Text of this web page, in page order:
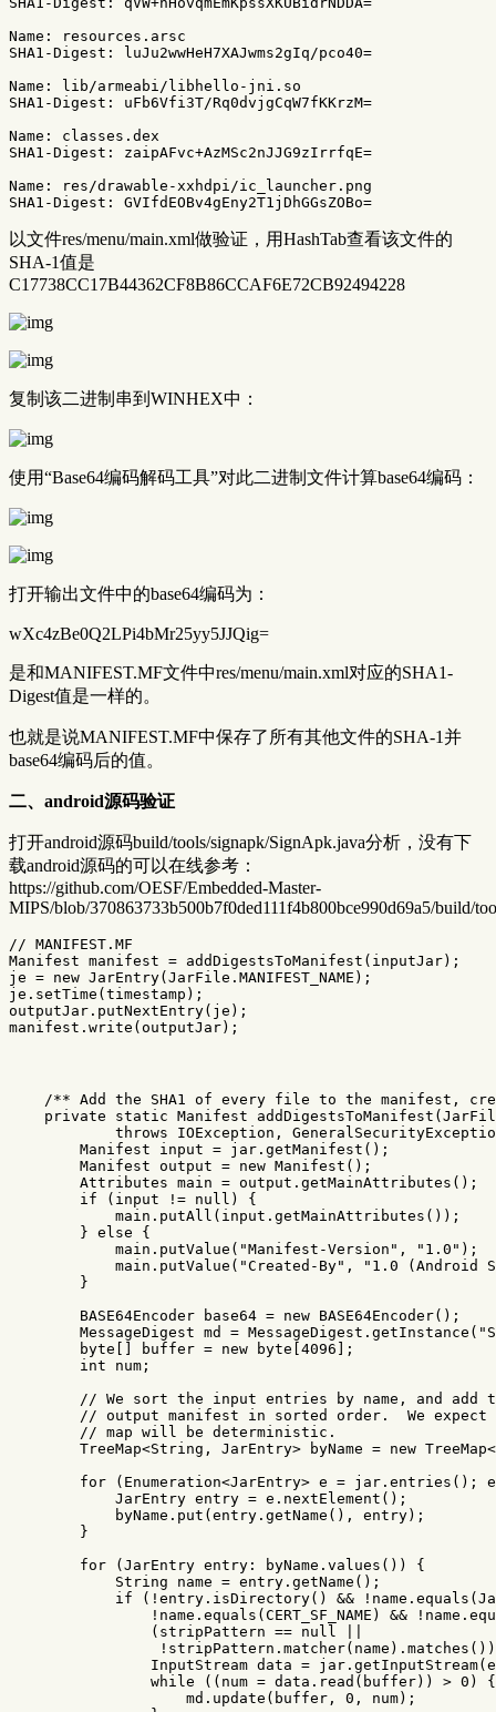
Name: resources.arsc
SHA1-Digest: luJu2wwHeH7XAJwms2gIq/pco40=
Name: lib/armeabi/libhello-jni.so
SHA1-Digest: uFb6Vfi3T/Rq0dvjgCqW7fKKrzM=
Name: classes.dex
SHA1-Digest: zaipAFvc+AzMSc2nJJG9zIrrfqE=
Name: res/drawable-xxhdpi/ic_launcher.png
以文件res/menu/main.xml做验证，用HashTab查看该文件的
SHA-1值是
C17738CC17B44362CF8B86CCAF6E72CB92494228
复制该二进制串到WINHEX中：
使用“Base64编码解码工具”对此二进制文件计算base64编码：
打开输出文件中的base64编码为：
wXc4zBe0Q2LPi4bMr25yy5JJQig=
是和MANIFEST.MF文件中res/menu/main.xml对应的SHA1-
Digest值是一样的。
也就是说MANIFEST.MF中保存了所有其他文件的SHA-1并
base64编码后的值。
二、android源码验证
打开android源码build/tools/signapk/SignApk.java分析，没有下
载android源码的可以在线参考：
https://github.com/OESF/Embedded-Master-
MIPS/blob/370863733b500b7f0ded111f4b800bce990d69a5/build/
// MANIFEST.MF
Manifest manifest = addDigestsToManifest ( inputJar);
je = new JarEntry( JarFile . MANIFEST_NAME );
je . setTime ( timestamp );
outputJar . putNextEntry( je );
manifest . write ( outputJar);
/** Add the SHA1 of every file to the manifest,
private
static Manifest addDigestsToManifest (
throws
IOException ,
Manifest
input = jar . getManifest ();
Manifest output = new Manifest ();
Attributes main = output . getMainAttributes ();
if
( input != null )
{
main . putAll ( input . getMainAttributes ());
} else
{
main . putValue ( "Manifest-Version" , "1.0" );
main . putValue ( "Created-By" ,
"1.0 (Android
}
BASE64Encoder
base64 = new BASE64Encoder();
MessageDigest md = MessageDigest . getInstance (
byte
buffer = new byte 4096 ];
int
num ;
// We sort the input entries by name, and add
// output manifest in sorted order.  We
// map will be deterministic.
TreeMap<String , JarEntry> byName = new TreeMap<
for
( Enumeration<JarEntry> e = jar . entries ();
e
JarEntry entry = e . nextElement ();
byName . put ( entry . getName (), entry);
}
for
( JarEntry entry: byName . values ())
{
String
name = entry . getName ();
if
(! entry . isDirectory() && ! name . equals (
! name . equals ( CERT_SF_NAME ) && ! name .
( stripPattern == null
! stripPattern . matcher( name ). matches
InputStream data = jar . getInputStream(
while
(( num = data . read ( buffer)) > 0 )
{
md . update ( buffer , 0 , num);